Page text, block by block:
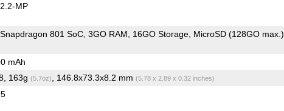
2.2-MP
Snapdragon 801 SoC 3GO RAM 16GO Storage MicroSD (128GO max.)
mAh
163g (5.7oz) , 146.8x73.3x8.2 mm (5.78 x 2.89 x 0.32 inches)